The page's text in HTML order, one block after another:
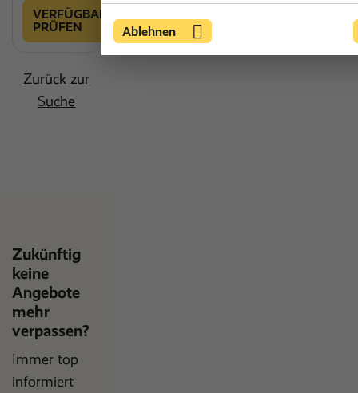
VERFÜGBARKEIT
PRÜFEN
Zurück zur
Suche
Zukünftig
keine
Angebote
mehr
verpassen?
Immer top
informiert
Ablehnen